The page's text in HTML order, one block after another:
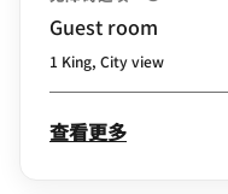
Guest room
1 King, City view
查看更多